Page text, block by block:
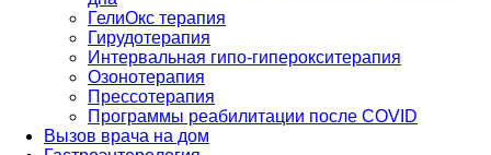
ГелиОкс терапия
Гирудотерапия
Интервальная гипо-гиперокситерапия
Озонотерапия
Прессотерапия
Программы реабилитации после СOVID
Вызов врача на дом